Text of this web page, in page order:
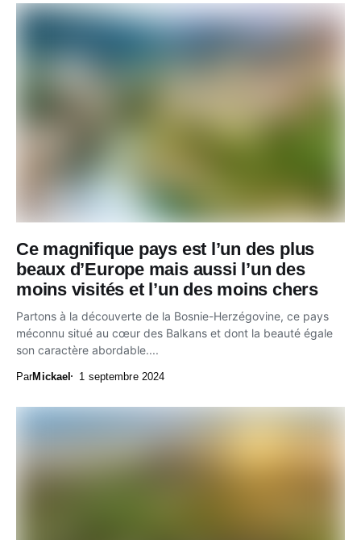
Ce magnifique pays est l’un des plus
beaux d’Europe mais aussi l’un des
moins visités et l’un des moins chers
Partons à la découverte de la Bosnie-Herzégovine, ce pays
méconnu situé au cœur des Balkans et dont la beauté égale
son caractère abordable....
ParMickael 1 septembre 2024